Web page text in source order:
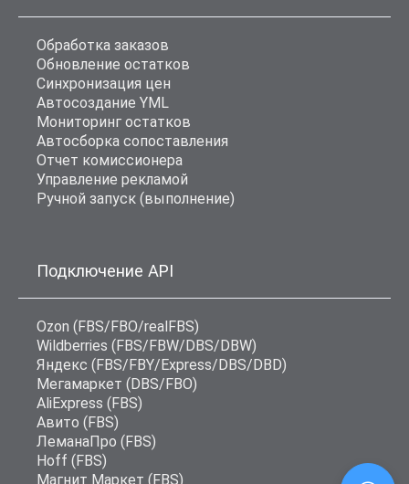
Обработка заказов
Обновление остатков
Синхронизация цен
Автосоздание YML
Мониторинг остатков
Автосборка сопоставления
Отчет комиссионера
Управление рекламой
Ручной запуск (выполнение)
Подключение API
Ozon (FBS/FBO/realFBS)
Wildberries (FBS/FBW/DBS/DBW)
Яндекс (FBS/FBY/Express/DBS/DBD)
Мегамаркет (DBS/FBO)
AliExpress (FBS)
Авито (FBS)
ЛеманаПро (FBS)
Hoff (FBS)
Магнит Маркет (FBS)